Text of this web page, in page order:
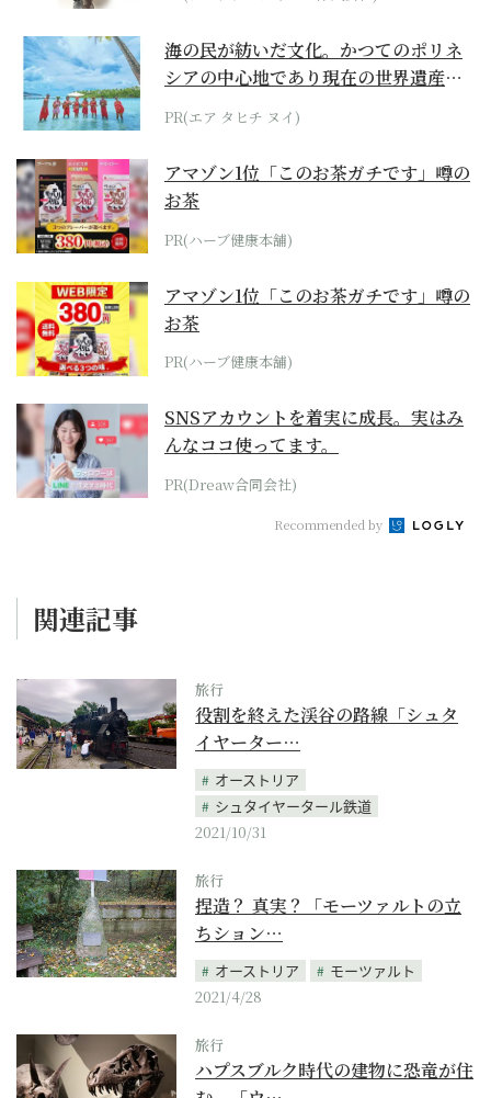
海の民が紡いだ文化。かつてのポリネ
シアの中心地であり現在の世界遺産か
らみえてくる...
PR(エア タヒチ ヌイ)
アマゾン1位「このお茶ガチです」噂の
お茶
PR(ハーブ健康本舗)
アマゾン1位「このお茶ガチです」噂の
お茶
PR(ハーブ健康本舗)
SNSアカウントを着実に成長。実はみ
んなココ使ってます。
PR(Dreaw合同会社)
Recommended by
関連記事
旅行
役割を終えた渓谷の路線「シュタ
イヤーター…
オーストリア
シュタイヤータール鉄道
2021/10/31
旅行
捏造？ 真実？「モーツァルトの立
ちション…
オーストリア
モーツァルト
2021/4/28
旅行
ハプスブルク時代の建物に恐竜が住